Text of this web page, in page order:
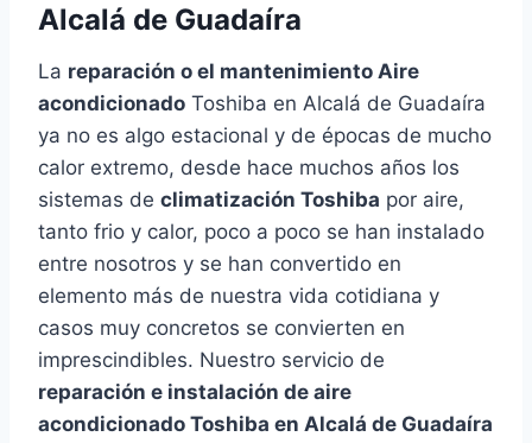
Alcalá de Guadaíra
La reparación o el mantenimiento Aire
acondicionado Toshiba en Alcalá de Guadaíra
ya no es algo estacional y de épocas de mucho
calor extremo, desde hace muchos años los
sistemas de climatización Toshiba por aire,
tanto frio y calor, poco a poco se han instalado
entre nosotros y se han convertido en
elemento más de nuestra vida cotidiana y
casos muy concretos se convierten en
imprescindibles. Nuestro servicio de
reparación e instalación de aire
acondicionado Toshiba en Alcalá de Guadaíra